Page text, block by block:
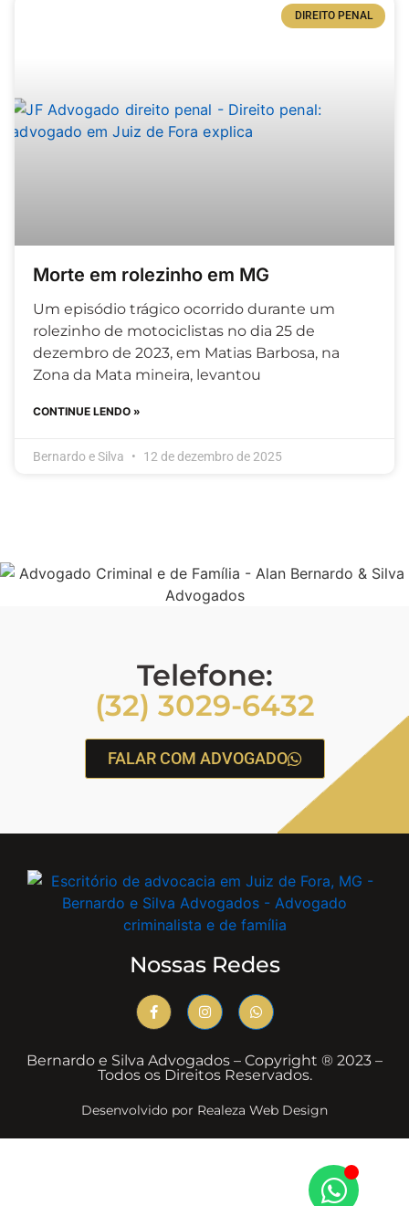
DIREITO PENAL
Morte em rolezinho em MG
Um episódio trágico ocorrido durante um
rolezinho de motociclistas no dia 25 de
dezembro de 2023, em Matias Barbosa, na
Zona da Mata mineira, levantou
CONTINUE LENDO »
Bernardo e Silva 12 de dezembro de 2025
Telefone:
(32) 3029-6432
FALAR COM ADVOGADO
Nossas Redes
Bernardo e Silva Advogados – Copyright ® 2023 –
Todos os Direitos Reservados.
Desenvolvido por Realeza Web Design